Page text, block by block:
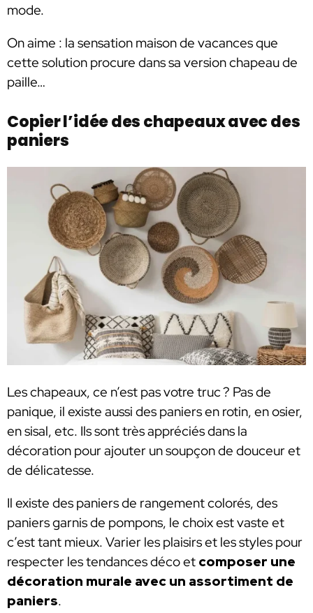
mode.
On aime : la sensation maison de vacances que
cette solution procure dans sa version chapeau de
paille…
Copier l’idée des chapeaux avec des
paniers
Les chapeaux, ce n’est pas votre truc ? Pas de
panique, il existe aussi des paniers en rotin, en osier,
en sisal, etc. Ils sont très appréciés dans la
décoration pour ajouter un soupçon de douceur et
de délicatesse.
Il existe des paniers de rangement colorés, des
paniers garnis de pompons, le choix est vaste et
c’est tant mieux. Varier les plaisirs et les styles pour
respecter les tendances déco et composer une
décoration murale avec un assortiment de
paniers.